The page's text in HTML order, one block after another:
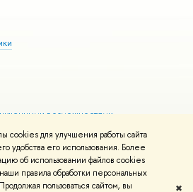
cookies для улучшения работы сайта
его использования. Более
об использовании файлов cookies
правила обработки персональных
пользоваться сайтом, вы ✖
возможностями